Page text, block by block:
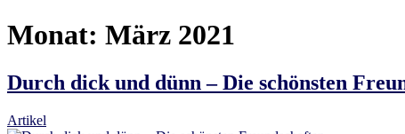
Monat: März 2021
Durch dick und dünn – Die schönsten
Artikel